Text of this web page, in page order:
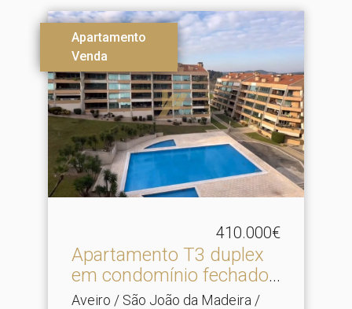
Apartamento
Venda
410.000€
Apartamento T3 duplex
em condomínio fechado
c.​..
Aveiro / São João da Madeira /